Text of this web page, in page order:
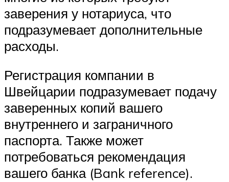
заверения у нотариуса, что
подразумевает дополнительные
расходы.
Регистрация компании в
Швейцарии подразумевает подачу
заверенных копий вашего
внутреннего и заграничного
паспорта. Также может
потребоваться рекомендация
вашего банка (Bank reference).